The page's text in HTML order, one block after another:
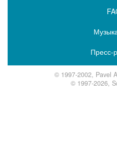
Пресс-
© 1997-2002, Pavel
© 1997-2026,